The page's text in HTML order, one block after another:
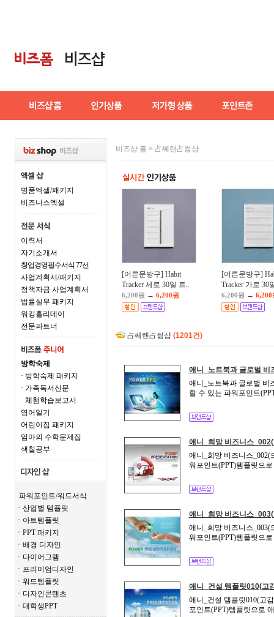
명품엑셀/패키지
비즈니스엑셀
이력서
자기소개서
창업경영필수서식 77선
사업계획서/패키지
정책자금 사업계획서
법률실무 패키지
워킹홀리데이
전문파트너
방학숙제
· 방학숙제 패키지
· 가족독서신문
· 체험학습보고서
영어일기
어린이집 패키지
엄마의 수학문제집
색칠공부
파워포인트/워드서식
ㆍ산업별 템플릿
ㆍ아트템플릿
ㆍPPT 패키지
ㆍ배경 디자인
ㆍ다이어그램
ㆍ프리미엄디자인
ㆍ워드템플릿
ㆍ디자인콘텐츠
ㆍ대학생PPT
비즈샵 홈 > 占쎄랜占썲샵
[어른문방구] Habit
Tracker 세로 30일 트..
6,200원 → 6,200원
[어른문방구]
Tracker 가로 30
6,200원 → 6,200
占쎄랜占썲샵 (1201건)
애니_노트북과 글로벌
애니_노트북과 글로벌 비
할 수 있는 파워포인트
애니_희망 비즈니스
애니_희망 비즈니스
워포인트(PPT)템플릿으
애니_희망 비즈니스
애니_희망 비즈니스
워포인트(PPT)템플릿으
애니_건설 템플릿010(고
애니_건설 템플릿010(고
포인트(PPT)템플릿으로